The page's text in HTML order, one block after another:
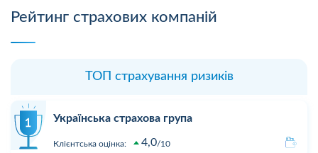
Рейтинг страхових компаній
ТОП страхування ризиків
Українська страхова група
Клієнтська оцінка: 4,0 10